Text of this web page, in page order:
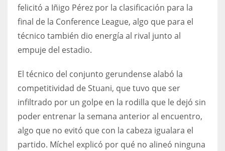
24
MIA
17
felicitó a Iñigo Pérez por la clasificación para la
final de la Conference League, algo que para el
técnico también dio energía al rival junto al
empuje del estadio.
El técnico del conjunto gerundense alabó la
competitividad de Stuani, que tuvo que ser
infiltrado por un golpe en la rodilla que le dejó sin
poder entrenar la semana anterior al encuentro,
algo que no evitó que con la cabeza igualara el
partido. Míchel explicó por qué no alineó ninguna